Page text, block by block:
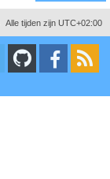
Alle tijden zijn UTC+02:00